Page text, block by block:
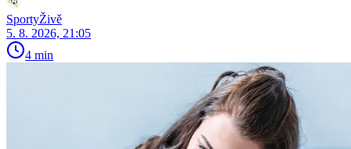
SportyŽivě
5. 8. 2026, 21:05
4 min